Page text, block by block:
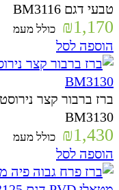
טבעי דגם BM3116
₪1,170 כולל מעמ
הוספה לסל
BM3130
₪1,430 כולל מעמ
הוספה לסל